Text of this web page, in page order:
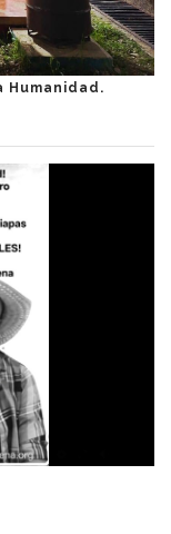
Humanidad.